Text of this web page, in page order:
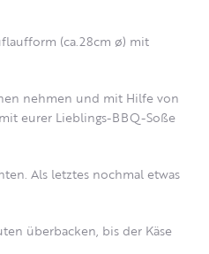
(ca.28cm ø) mit
nehmen und mit Hilfe von
eurer Lieblings-BBQ-Soße
Als letztes nochmal etwas
überbacken, bis der Käse